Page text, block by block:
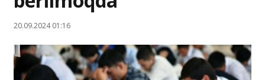
20.09.2024 01:16